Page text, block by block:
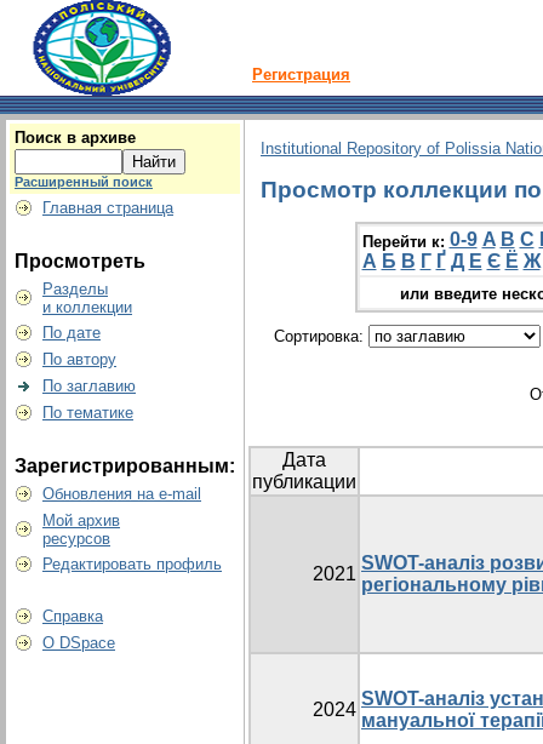
Регистрация
Поиск в архиве
Расширенный поиск
Главная страница
Просмотреть
Разделы
и коллекции
По дате
По автору
По заглавию
По тематике
Зарегистрированным:
Обновления на e-mail
Мой архив
ресурсов
Редактировать профиль
Справка
О DSpace
Institutional Repository of Polissia
Просмотр коллекции
Перейти к: 0-9 A B C
А Б В Г Ґ Д Е Є Ё Ж
или введите
Сортировка:
Дата
публикации
2021
SWOT-аналіз
регіональному
2024
SWOT-аналіз
мануальної